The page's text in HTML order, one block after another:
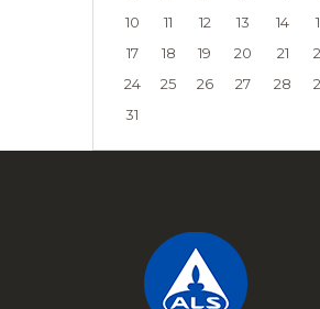
10
11 12 13 14
17
18 19 20 21
24
25 26 27 28
31